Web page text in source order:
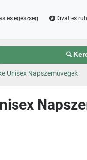
és egészség Divat és
Unisex Napszemüvegek